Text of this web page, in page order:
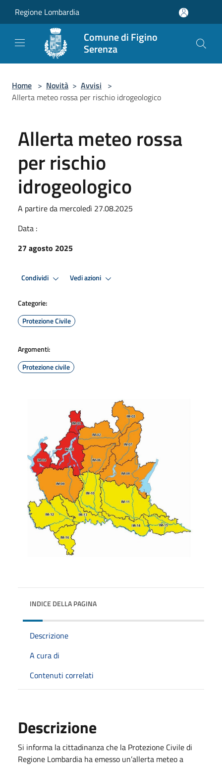
Regione Lombardia
Comune di Figino
Serenza
Home > Novità > Avvisi >
Allerta meteo rossa per rischio idrogeologico
Allerta meteo rossa
per rischio
idrogeologico
A partire da mercoledì 27.08.2025
Data :
27 agosto 2025
Condividi Vedi azioni
Categorie:
Protezione Civile
Argomenti:
Protezione civile
INDICE DELLA PAGINA
Descrizione
A cura di
Contenuti correlati
Descrizione
Si informa la cittadinanza che la Protezione Civile di
Regione Lombardia ha emesso un’allerta meteo a